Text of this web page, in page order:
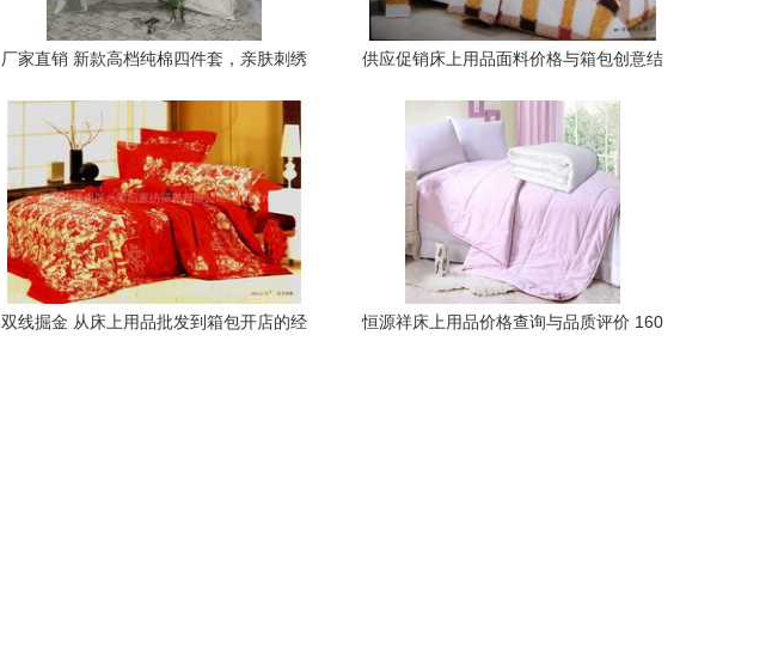
厂家直销 新款高档纯棉四件套，亲肤刺绣
供应促销床上用品面料价格与箱包创意结
双线掘金 从床上用品批发到箱包开店的经
恒源祥床上用品价格查询与品质评价 160